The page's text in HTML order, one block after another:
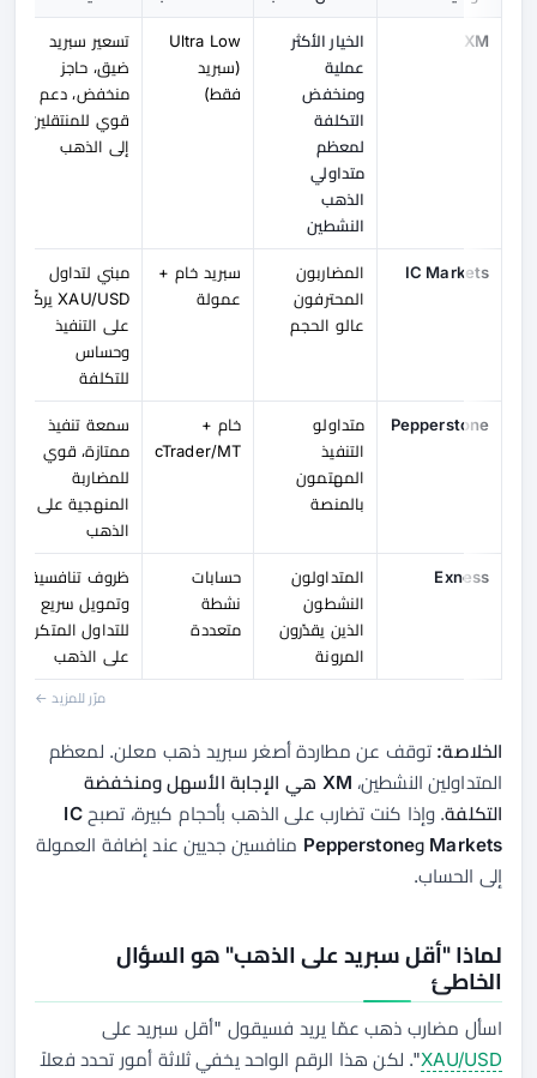
XM
الخيار الأكثر
عملية
ومنخفض
التكلفة
لمعظم
متداولي
الذهب
النشطين
Ultra Low
(سبريد
فقط)
تسعير سبريد
ضيق، حاجز
منخفض، دعم
قوي للمنتقلين
إلى الذهب
IC Markets
المضاربون
المحترفون
عالو الحجم
سبريد خام +
عمولة
مبني لتداول
XAU/USD يركّز
على التنفيذ
وحساس
للتكلفة
Pepperstone
متداولو
التنفيذ
المهتمون
بالمنصة
خام +
cTrader/MT
سمعة تنفيذ
ممتازة، قوي
للمضاربة
المنهجية على
الذهب
Exness
المتداولون
النشطون
الذين يقدّرون
المرونة
حسابات
نشطة
متعددة
ظروف تنافسية
وتمويل سريع
للتداول المتكرر
على الذهب
مرّر للمزيد ←
الخلاصة: توقف عن مطاردة أصغر سبريد ذهب معلن. لمعظم
المتداولين النشطين،
XM هي الإجابة الأسهل ومنخفضة
التكلفة. وإذا كنت تضارب على الذهب بأحجام كبيرة، تصبحIC
Markets وPepperstone
منافسين جديين عند إضافة العمولة
إلى الحساب.
لماذا "أقل سبريد على الذهب" هو السؤال
الخاطئ
اسأل مضارب ذهب عمّا يريد فسيقول "أقل سبريد على
XAU/USD". لكن هذا الرقم الواحد يخفي ثلاثة أمور تحدد فعلاً